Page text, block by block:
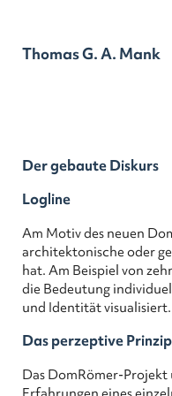
Thomas G. A. Mank
Der gebaute Diskurs
Logline
Am Motiv des neuen
architektonische oder
hat. Am Beispiel von
die Bedeutung
und Identität visualisiert.
Das perzeptive Prinzip
Das DomRömer-